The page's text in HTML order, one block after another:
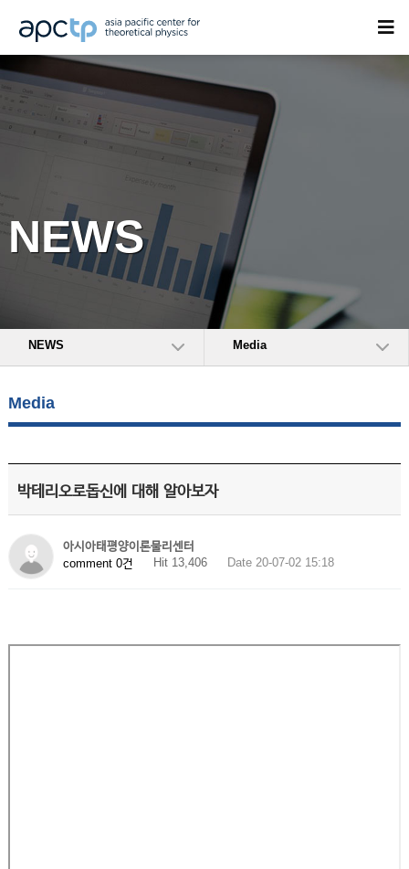
NEWS
NEWS Media
Media
박테리오로돕신에 대해 알아보자
아시아태평양이론물리센터
comment 0건
Hit 13,406 Date 20-07-02 15:18